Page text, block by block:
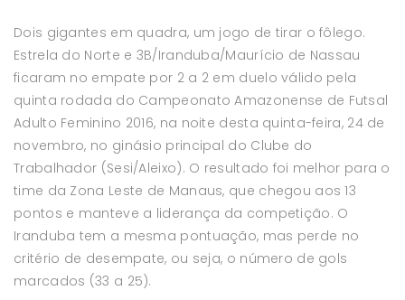
Dois gigantes em quadra, um jogo de tirar o fôlego.
Estrela do Norte e 3B/Iranduba/Maurício de Nassau
ficaram no empate por 2 a 2 em duelo válido pela
quinta rodada do Campeonato Amazonense de Futsal
Adulto Feminino 2016, na noite desta quinta-feira, 24 de
novembro, no ginásio principal do Clube do
Trabalhador (Sesi/Aleixo). O resultado foi melhor para o
time da Zona Leste de Manaus, que chegou aos 13
pontos e manteve a liderança da competição. O
Iranduba tem a mesma pontuação, mas perde no
critério de desempate, ou seja, o número de gols
marcados (33 a 25).